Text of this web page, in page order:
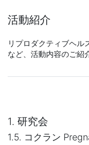
活動紹介
リプロダクティブヘル
など、活動内容のご紹
1. 研究会
1.5. コクラン